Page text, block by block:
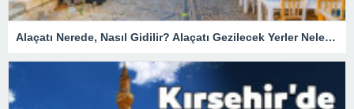
Alaçatı Nerede, Nasıl Gidilir? Alaçatı Gezilecek Yerler Nelerdir?